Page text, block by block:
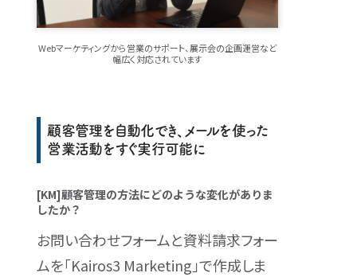
Webマーケティングから営業のサポート、展示会の企画運営など
幅広く対応されています
顧客管理を自動化でき、メールを使った
営業活動をすぐ実行可能に
[KM]顧客管理の方法にどのような変化がありま
したか？
お問い合わせフォームと資料請求フォー
ムを「Kairos3 Marketing」で作成しま